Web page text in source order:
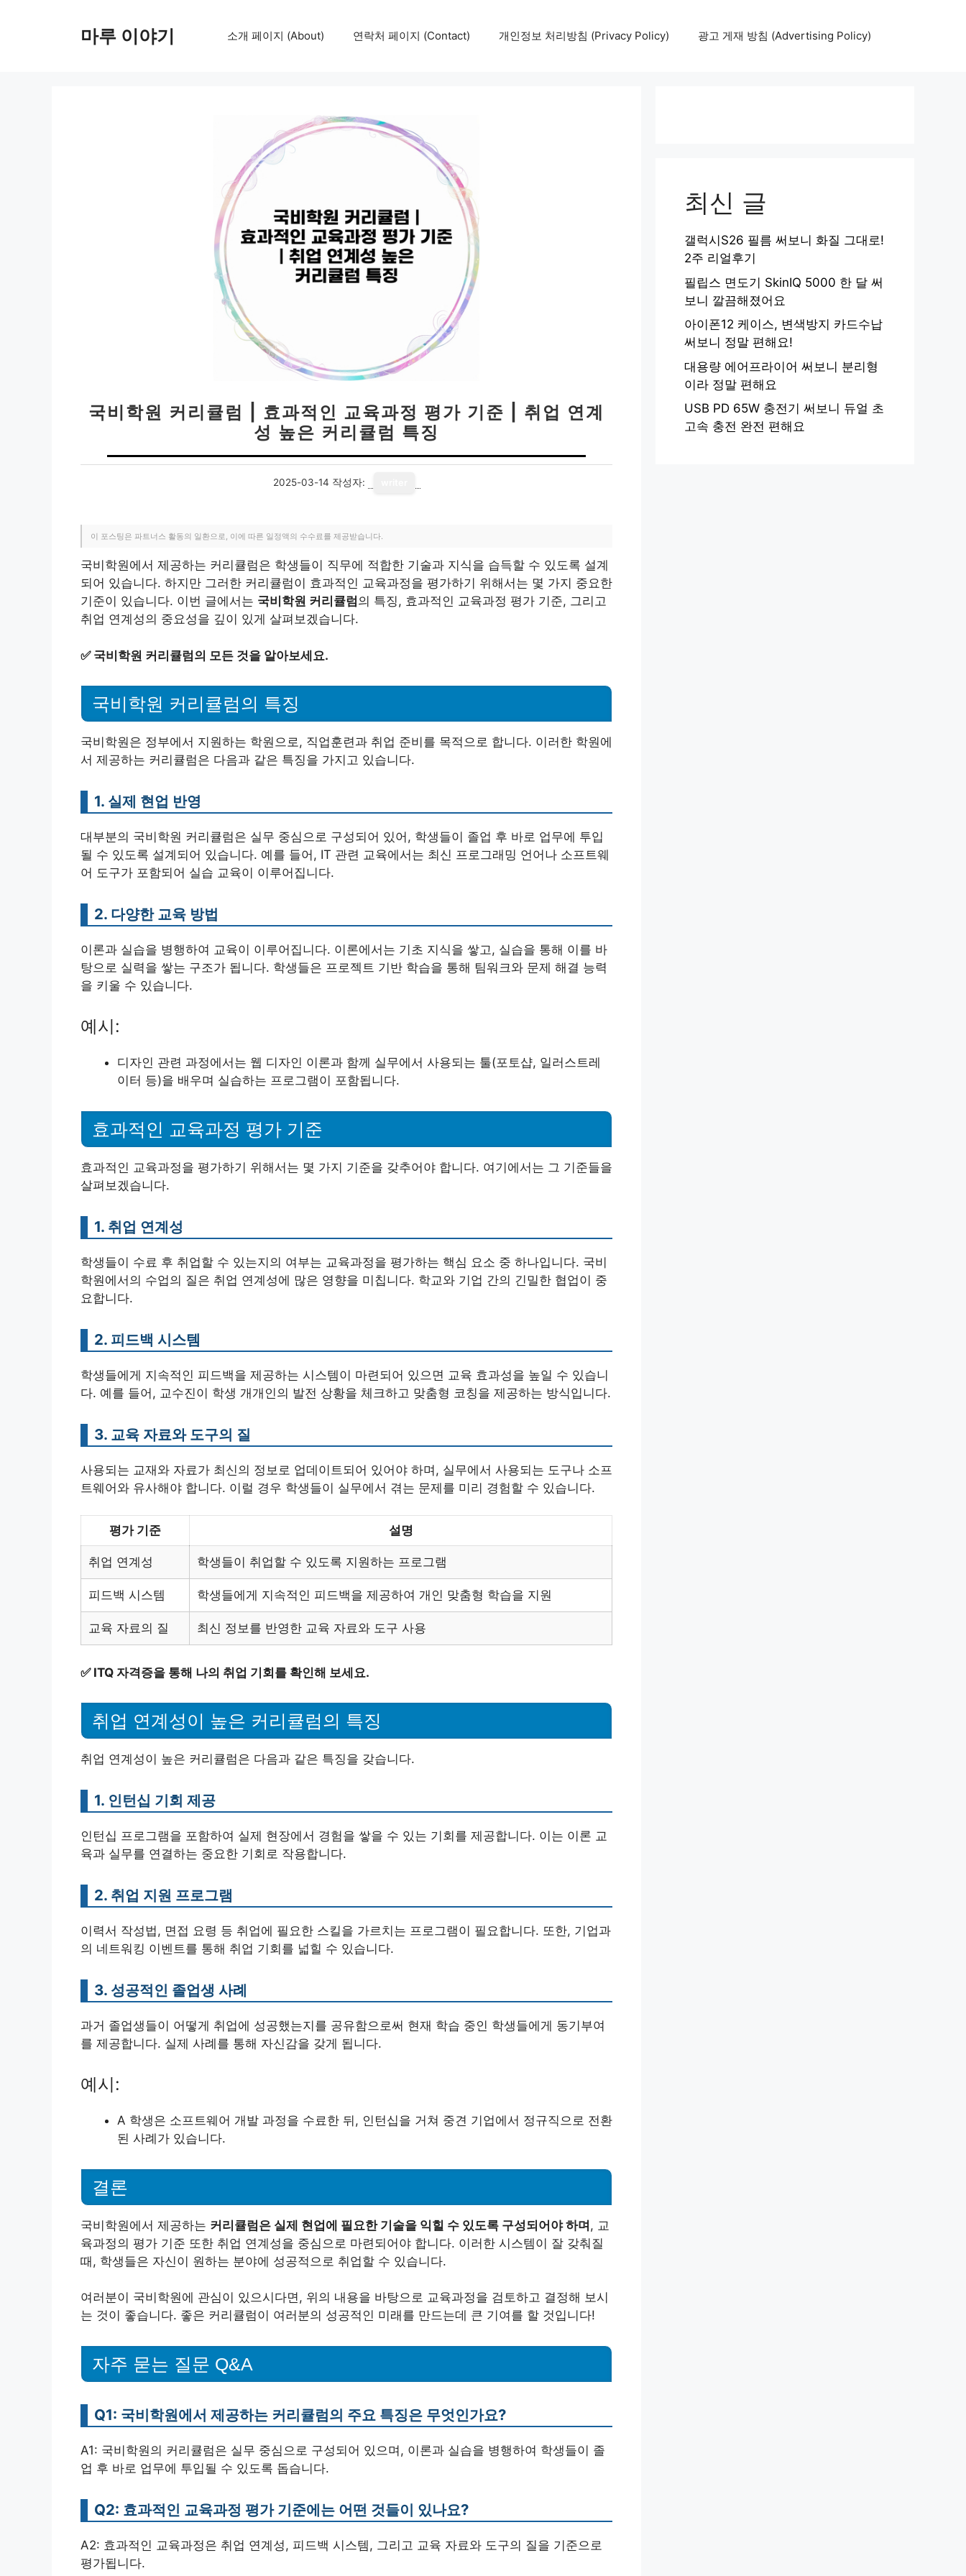
마루 이야기 소개 페이지 (About) 연락처 페이지 (Contact) 개인정보 처리방침 (Privacy Policy) 광고 게재 방침 (Advertising Policy)
국비학원 커리큘럼 | 효과적인 교육과정 평가 기준 | 취업 연계
성 높은 커리큘럼 특징
2025-03-14 작성자:
이 포스팅은 파트너스 활동의 일환으로, 이에 따른 일정액의 수수료를 제공받습니다.
국비학원에서 제공하는 커리큘럼은 학생들이 직무에 적합한 기술과 지식을 습득할 수 있도록 설계
되어 있습니다. 하지만 그러한 커리큘럼이 효과적인 교육과정을 평가하기 위해서는 몇 가지 중요한
기준이 있습니다. 이번 글에서는 국비학원 커리큘럼 의 특징, 효과적인 교육과정 평가 기준, 그리고
취업 연계성의 중요성을 깊이 있게 살펴보겠습니다.
✅ 국비학원 커리큘럼의 모든 것을 알아보세요.
국비학원 커리큘럼의 특징
국비학원은 정부에서 지원하는 학원으로, 직업훈련과 취업 준비를 목적으로 합니다. 이러한 학원에
서 제공하는 커리큘럼은 다음과 같은 특징을 가지고 있습니다.
1. 실제 현업 반영
대부분의 국비학원 커리큘럼은 실무 중심으로 구성되어 있어, 학생들이 졸업 후 바로 업무에 투입
될 수 있도록 설계되어 있습니다. 예를 들어, IT 관련 교육에서는 최신 프로그래밍 언어나 소프트웨
어 도구가 포함되어 실습 교육이 이루어집니다.
2. 다양한 교육 방법
이론과 실습을 병행하여 교육이 이루어집니다. 이론에서는 기초 지식을 쌓고, 실습을 통해 이를 바
탕으로 실력을 쌓는 구조가 됩니다. 학생들은 프로젝트 기반 학습을 통해 팀워크와 문제 해결 능력
을 키울 수 있습니다.
예시:
디자인 관련 과정에서는 웹 디자인 이론과 함께 실무에서 사용되는 툴(포토샵, 일러스트레
이터 등)을 배우며 실습하는 프로그램이 포함됩니다.
효과적인 교육과정 평가 기준
효과적인 교육과정을 평가하기 위해서는 몇 가지 기준을 갖추어야 합니다. 여기에서는 그 기준들을
살펴보겠습니다.
1. 취업 연계성
학생들이 수료 후 취업할 수 있는지의 여부는 교육과정을 평가하는 핵심 요소 중 하나입니다. 국비
학원에서의 수업의 질은 취업 연계성에 많은 영향을 미칩니다. 학교와 기업 간의 긴밀한 협업이 중
요합니다.
2. 피드백 시스템
학생들에게 지속적인 피드백을 제공하는 시스템이 마련되어 있으면 교육 효과성을 높일 수 있습니
다. 예를 들어, 교수진이 학생 개개인의 발전 상황을 체크하고 맞춤형 코칭을 제공하는 방식입니다.
3. 교육 자료와 도구의 질
사용되는 교재와 자료가 최신의 정보로 업데이트되어 있어야 하며, 실무에서 사용되는 도구나 소프
트웨어와 유사해야 합니다. 이럴 경우 학생들이 실무에서 겪는 문제를 미리 경험할 수 있습니다.
평가 기준 설명
취업 연계성 학생들이 취업할 수 있도록 지원하는 프로그램
피드백 시스템 학생들에게 지속적인 피드백을 제공하여 개인 맞춤형 학습을 지원
교육 자료의 질 최신 정보를 반영한 교육 자료와 도구 사용
✅ ITQ 자격증을 통해 나의 취업 기회를 확인해 보세요.
취업 연계성이 높은 커리큘럼의 특징
취업 연계성이 높은 커리큘럼은 다음과 같은 특징을 갖습니다.
1. 인턴십 기회 제공
인턴십 프로그램을 포함하여 실제 현장에서 경험을 쌓을 수 있는 기회를 제공합니다. 이는 이론 교
육과 실무를 연결하는 중요한 기회로 작용합니다.
2. 취업 지원 프로그램
이력서 작성법, 면접 요령 등 취업에 필요한 스킬을 가르치는 프로그램이 필요합니다. 또한, 기업과
의 네트워킹 이벤트를 통해 취업 기회를 넓힐 수 있습니다.
3. 성공적인 졸업생 사례
과거 졸업생들이 어떻게 취업에 성공했는지를 공유함으로써 현재 학습 중인 학생들에게 동기부여
를 제공합니다. 실제 사례를 통해 자신감을 갖게 됩니다.
예시:
A 학생은 소프트웨어 개발 과정을 수료한 뒤, 인턴십을 거쳐 중견 기업에서 정규직으로 전환
된 사례가 있습니다.
결론
국비학원에서 제공하는 커리큘럼은 실제 현업에 필요한 기술을 익힐 수 있도록 구성되어야 하며, 교
육과정의 평가 기준 또한 취업 연계성을 중심으로 마련되어야 합니다. 이러한 시스템이 잘 갖춰질
때, 학생들은 자신이 원하는 분야에 성공적으로 취업할 수 있습니다.
여러분이 국비학원에 관심이 있으시다면, 위의 내용을 바탕으로 교육과정을 검토하고 결정해 보시
는 것이 좋습니다. 좋은 커리큘럼이 여러분의 성공적인 미래를 만드는데 큰 기여를 할 것입니다!
자주 묻는 질문 Q&A
Q1: 국비학원에서 제공하는 커리큘럼의 주요 특징은 무엇인가요?
A1: 국비학원의 커리큘럼은 실무 중심으로 구성되어 있으며, 이론과 실습을 병행하여 학생들이 졸
업 후 바로 업무에 투입될 수 있도록 돕습니다.
Q2: 효과적인 교육과정 평가 기준에는 어떤 것들이 있나요?
A2: 효과적인 교육과정은 취업 연계성, 피드백 시스템, 그리고 교육 자료와 도구의 질을 기준으로
평가됩니다.
최신 글
갤럭시S26 필름 써보니 화질 그대로!
2주 리얼후기
필립스 면도기 SkinIQ 5000 한 달 써
보니 깔끔해졌어요
아이폰12 케이스, 변색방지 카드수납
써보니 정말 편해요!
대용량 에어프라이어 써보니 분리형
이라 정말 편해요
USB PD 65W 충전기 써보니 듀얼 초
고속 충전 완전 편해요